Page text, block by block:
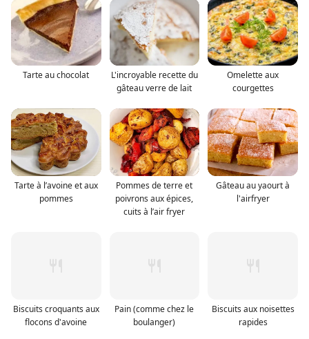
Tarte au chocolat
L'incroyable recette du
gâteau verre de lait
Omelette aux
courgettes
Tarte à l’avoine et aux
pommes
Pommes de terre et
poivrons aux épices,
cuits à l’air fryer
Gâteau au yaourt à
l'airfryer
Biscuits croquants aux
flocons d'avoine
Pain (comme chez le
boulanger)
Biscuits aux noisettes
rapides